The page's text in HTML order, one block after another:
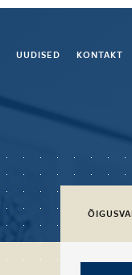
UUDISED KONTAKT